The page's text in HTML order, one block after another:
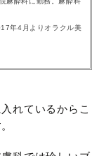
年4月よりオラクル美
れているからこ